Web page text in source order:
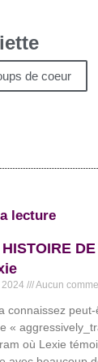
de coeur
lecture
2024 Aucun
connaissez
«
où Lexie